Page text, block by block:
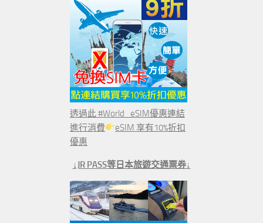
透過此 #World_eSIM優惠連結
進行消費
eSIM 享有10%折扣
優惠
↓JR PASS等日本旅遊交通票券↓